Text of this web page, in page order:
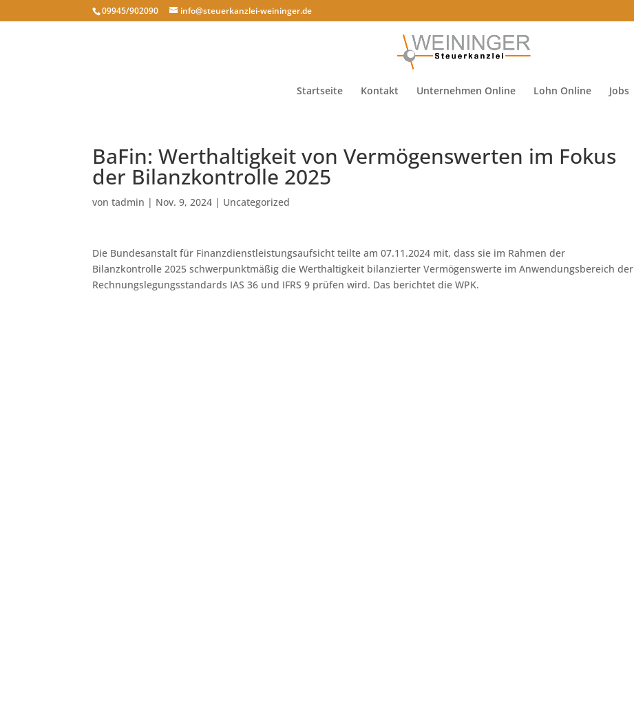
09945/902090 info@steuerkanzlei-weininger.de
Startseite Kontakt Unternehmen Online Lohn Online Jobs
BaFin: Werthaltigkeit von Vermögenswerten im Fokus
der Bilanzkontrolle 2025
vontadmin | Nov. 9, 2024 | Uncategorized
Die Bundesanstalt für Finanzdienstleistungsaufsicht teilte am 07.11.2024 mit, dass sie im Rahmen der
Bilanzkontrolle 2025 schwerpunktmäßig die Werthaltigkeit bilanzierter Vermögenswerte im Anwendungsbereich der
Rechnungslegungsstandards IAS 36 und IFRS 9 prüfen wird. Das berichtet die WPK.